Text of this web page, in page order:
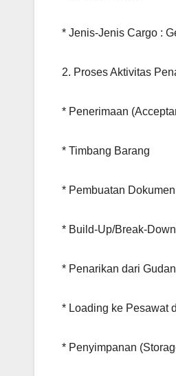
* Jenis-Jenis Cargo :
2. Proses Aktivitas
* Penerimaan
* Timbang Barang
* Pembuatan
* Build-Up/Break-
* Penarikan dari
* Loading ke Pesawat
* Penyimpanan